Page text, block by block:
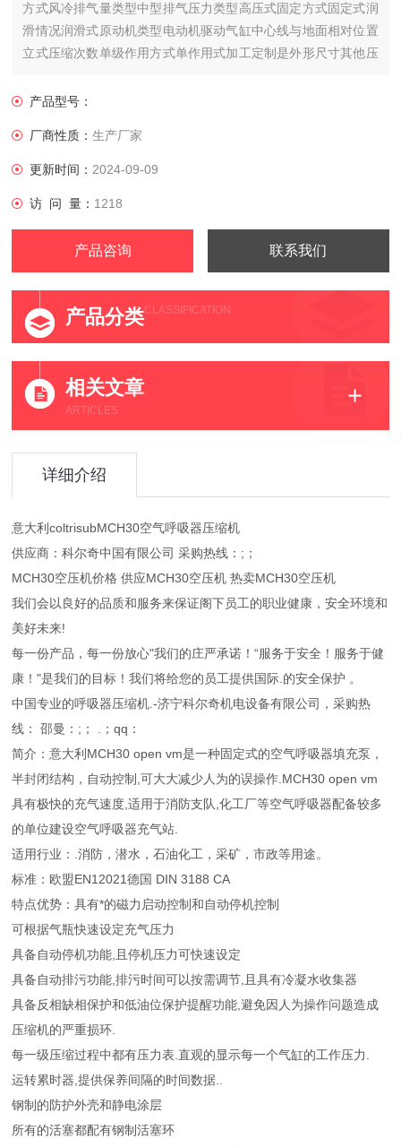
方式风冷排气量类型中型排气压力类型高压式固定方式固定式润
滑情况润滑式原动机类型电动机驱动气缸中心线与地面相对位置
立式压缩次数单级作用方式单作用式加工定制是外形尺寸其他压
产品型号：
厂商性质：生产厂家
更新时间： 2024-09-09
访 问 量： 1218
产品咨询 联系我们
产品分类CLASSIFICATION
相关文章
ARTICLES
详细介绍
意大利coltrisubMCH30空气呼吸器压缩机
供应商：科尔奇中国有限公司 采购热线：;；
MCH30空压机价格 供应MCH30空压机 热卖MCH30空压机
我们会以良好的品质和服务来保证阁下员工的职业健康，安全环境和
美好未来!
每一份产品，每一份放心"我们的庄严承诺！“服务于安全！服务于健
康！"是我们的目标！我们将给您的员工提供国际.的安全保护 。
中国专业的呼吸器压缩机.-济宁科尔奇机电设备有限公司，采购热
线： 邵曼：;； .；qq：
简介：意大利MCH30 open vm是一种固定式的空气呼吸器填充泵，
半封闭结构，自动控制,可大大减少人为的误操作.MCH30 open vm
具有极快的充气速度,适用于消防支队,化工厂等空气呼吸器配备较多
的单位建设空气呼吸器充气站.
适用行业：.消防，潜水，石油化工，采矿，市政等用途。
标准：欧盟EN12021德国 DIN 3188 CA
特点优势：具有*的磁力启动控制和自动停机控制
可根据气瓶快速设定充气压力
具备自动停机功能,且停机压力可快速设定
具备自动排污功能,排污时间可以按需调节,且具有冷凝水收集器
具备反相缺相保护和低油位保护提醒功能,避免因人为操作问题造成
压缩机的严重损环.
每一级压缩过程中都有压力表.直观的显示每一个气缸的工作压力.
运转累时器,提供保养间隔的时间数据..
钢制的防护外壳和静电涂层
所有的活塞都配有钢制活塞环